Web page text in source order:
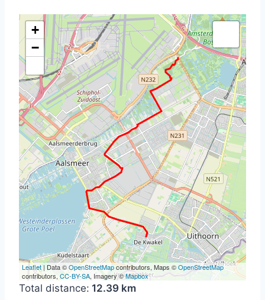
+
−
Leaflet| Data ©OpenStreetMapcontributors, Maps ©OpenStreetMap
contributors, CC-BY-SA, Imagery ©Mapbox
Total distance: 12.39 km